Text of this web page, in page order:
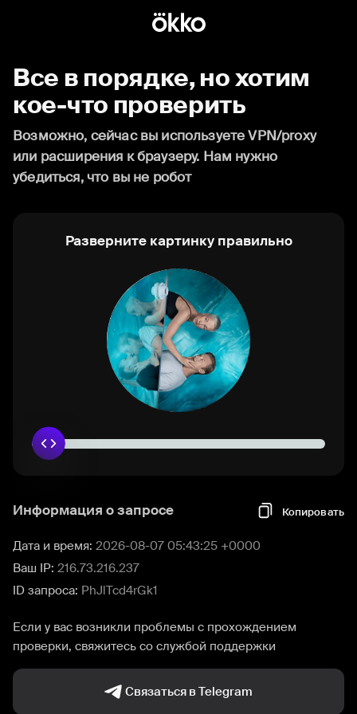
Все в порядке, но хотим
кое-что проверить
Возможно, сейчас вы используете VPN/proxy
или расширения к браузеру. Нам нужно
убедиться, что вы не робот
Разверните картинку правильно
Информация о запросе Копировать
Дата и время: 2026-08-07 05:43:25 +0000
Ваш IP: 216.73.216.237
ID запроса: PhJlTcd4rGk1
Если у вас возникли проблемы с прохождением
проверки, свяжитесь со службой поддержки
Связаться в Telegram